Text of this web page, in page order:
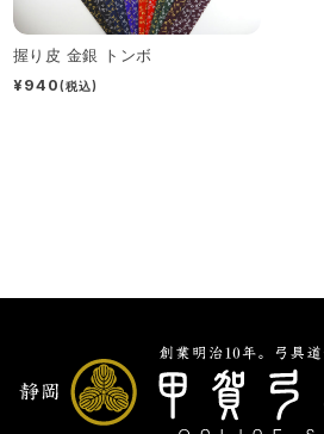
握り皮 金銀 トンボ
¥940(税込)